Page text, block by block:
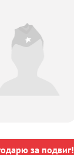
за подвиг!